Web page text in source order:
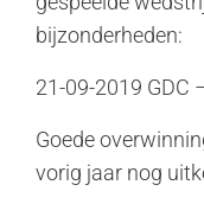
bijzonderheden:
21-09-2019 GDC
Goede
vorig jaar nog